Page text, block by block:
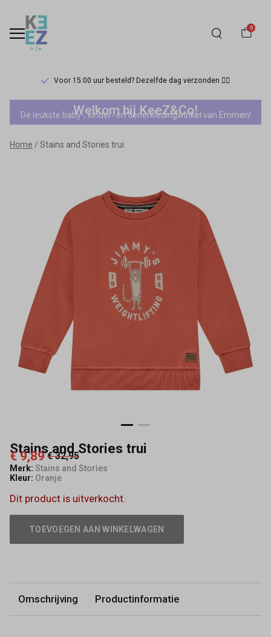
0
Voor 15:00 uur besteld? Dezelfde dag verzonden 🏃‍♀️
Stains
and
Stories
Keez&Co
Welkom bij KeeZ&Co!
De leukste baby-, kinder- en tienerkledingwinkel van Emmen!
Home Stains and Stories trui
Stains and Stories trui
€ 9,89 € 32,95
Merk: Stains and Stories
Kleur: Oranje
Dit product is uitverkocht.
TOEVOEGEN AAN WINKELWAGEN
Omschrijving Productinformatie